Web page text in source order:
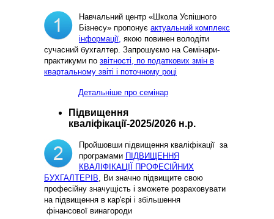
Навчальний центр «Школа Успішного
Бізнесу» пропонує актуальний комплекс
інформації, якою повинен володіти
сучасний бухгалтер. Запрошуємо на Семінари-
практикуми по звітності, по податкових змін в
квартальному звіті і поточному році
Детальніше про семінар
Підвищення
кваліфікації-2025/2026 н.р.
Пройшовши підвищення кваліфікації за
програмами ПІДВИЩЕННЯ
КВАЛІФІКАЦІЇ ПРОФЕСІЙНИХ
БУХГАЛТЕРІВ, Ви значно підвищите свою
професійну значущість і зможете розраховувати
на підвищення в кар'єрі і збільшення
фінансової винагороди